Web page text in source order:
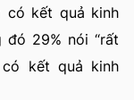
có kết quả kinh
29% nói “rất
kết quả kinh